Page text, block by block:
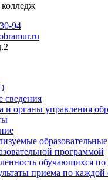
94
сведения
и органы управления
программой
обучающихся
приема по